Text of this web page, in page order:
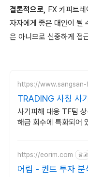
결론적으로, FX 카피트
자자에게 좋은 대안이 될
은 아니므로 신중하게 접
https://www.sangsan-
TRADING 사칭 사
사기피해 대응 TF팀
해금 회수에 특화되어
https://eorim.com 광고
어림 - 퀀트 투자 분